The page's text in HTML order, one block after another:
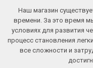
Наш магазин
времени. За это время
условиях для развития
процесс становления
все сложности и